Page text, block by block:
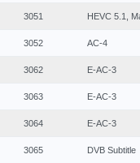
3051 HEVC 5.1,
3052 AC-4
3062 E-AC-3
3063 E-AC-3
3064 E-AC-3
3065 DVB Subtitle